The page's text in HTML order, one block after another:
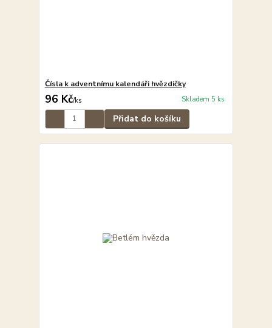
Čísla k adventnímu kalendáři hvězdičky
96 Kč/ks Skladem 5 ks
Přidat do košíku